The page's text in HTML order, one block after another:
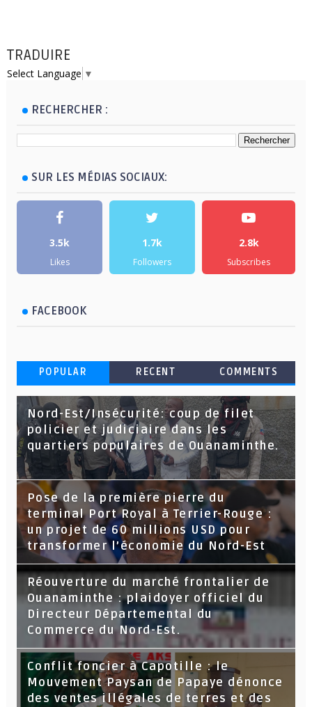
TRADUIRE
Select Language ▼
RECHERCHER :
SUR LES MÉDIAS SOCIAUX:
3.5k
Likes
1.7k
Followers
2.8k
Subscribes
FACEBOOK
POPULAR RECENT COMMENTS
Nord-Est/Insécurité: coup de filet
policier et judiciaire dans les
quartiers populaires de Ouanaminthe.
Pose de la première pierre du
terminal Port Royal à Terrier-Rouge :
un projet de 60 millions USD pour
transformer l’économie du Nord-Est
Réouverture du marché frontalier de
Ouanaminthe : plaidoyer officiel du
Directeur Départemental du
Commerce du Nord-Est.
Conflit foncier à Capotille : le
Mouvement Paysan de Papaye dénonce
des ventes illégales de terres et des